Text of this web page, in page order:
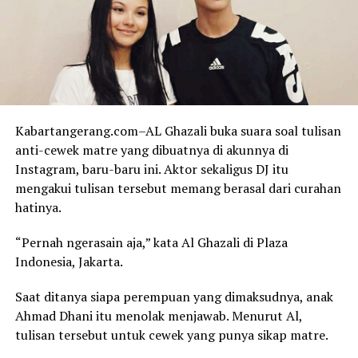
Kabartangerang.com–AL Ghazali buka suara soal tulisan
anti-cewek matre yang dibuatnya di akunnya di
Instagram, baru-baru ini. Aktor sekaligus DJ itu
mengakui tulisan tersebut memang berasal dari curahan
hatinya.
“Pernah ngerasain aja,” kata Al Ghazali di Plaza
Indonesia, Jakarta.
Saat ditanya siapa perempuan yang dimaksudnya, anak
Ahmad Dhani itu menolak menjawab. Menurut Al,
tulisan tersebut untuk cewek yang punya sikap matre.